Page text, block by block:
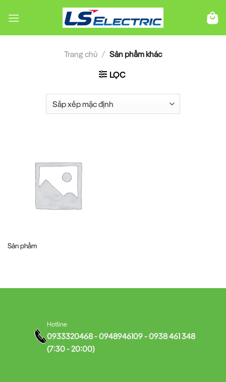
đến
Trang chủ / Sản phẩm khác
LỌC
Sản phẩm
Hotline
0933320468 - 0948946109 - 0938 461 348
(7:30 - 20:00)